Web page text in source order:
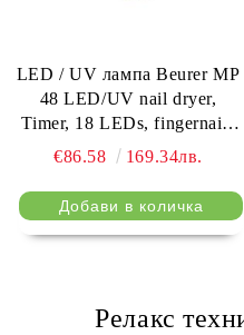
LED / UV лампа Beurer MP
48 LED/UV nail dryer,
Timer, 18 LEDs, fingernails
and toenails
€86.58 169.34лв.
⠀ Релакс